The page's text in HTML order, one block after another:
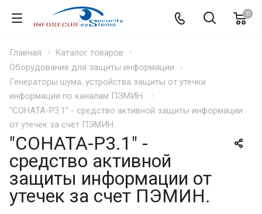
0
Главная
Каталог товаров
Оборудование для защиты информации
Генераторы шума, устройства защиты от утечки
информации по каналам ПЭМИН
"СОНАТА-Р3.1" - средство активной защиты информации
от утечек за счет ПЭМИН.
"СОНАТА-Р3.1" -
средство активной
защиты информации от
утечек за счет ПЭМИН.